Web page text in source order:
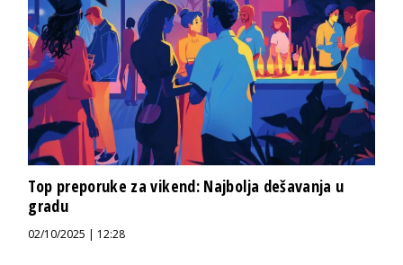
Top preporuke za vikend: Najbolja dešavanja u
gradu
02/10/2025 | 12:28